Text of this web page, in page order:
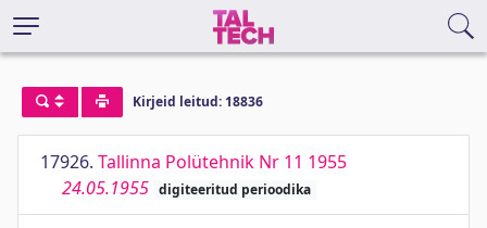
Kirjeid leitud: 18836
17926. Tallinna Polütehnik Nr 11 1955
24.05.1955 digiteeritud perioodika